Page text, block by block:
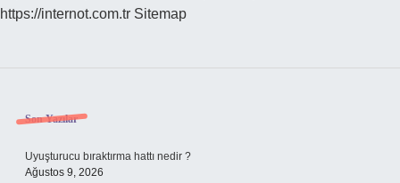
https://internot.com.tr Sitemap
Sidebar
Son Yazılar
Uyuşturucu bıraktırma hattı nedir ?
Ağustos 9, 2026